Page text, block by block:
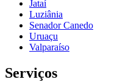
Jataí
Luziânia
Senador Canedo
Uruaçu
Valparaíso
Serviços